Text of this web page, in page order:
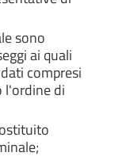
sono
ai quali
compresi
l'ordine di